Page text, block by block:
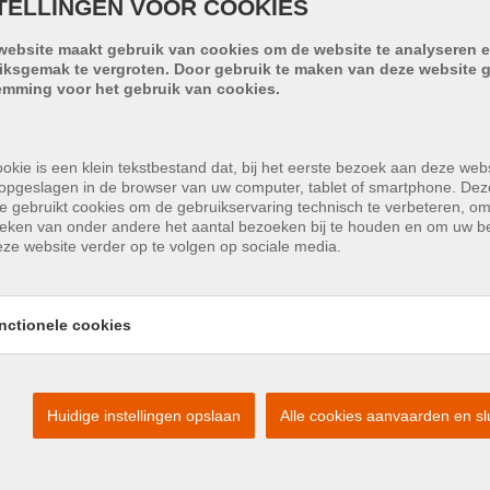
Type constructie:
Op verdieping: 11
WC:
VOOR COOKIES
maakt gebruik van cookies om de website te analyseren
te vergroten. Door gebruik te maken van deze website
voor het gebruik van cookies.
is een klein tekstbestand dat, bij het eerste bezoek aan deze
in de browser van uw computer, tablet of smartphone.
gebruikt cookies om de gebruikservaring technisch te verbeteren, om
van onder andere het aantal bezoeken bij te houden en om uw
website verder op te volgen op sociale media.
cookies
Huidige instellingen opslaan Alle cookies aanvaarden en